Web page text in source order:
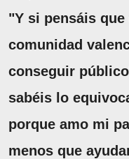
"Y si pensáis
comunidad
conseguir
sabéis lo
porque amo mi
menos que